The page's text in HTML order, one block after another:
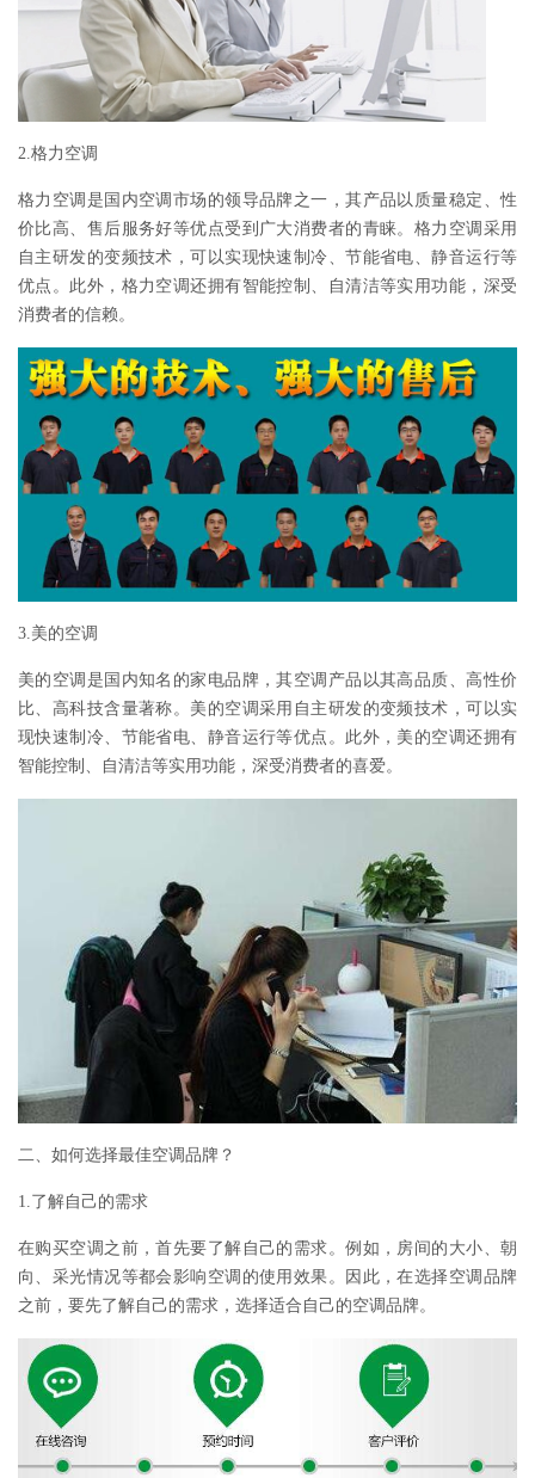
2.格力空调
格力空调是国内空调市场的领导品牌之一，其产品以质量稳定、性
价比高、售后服务好等优点受到广大消费者的青睐。格力空调采用
自主研发的变频技术，可以实现快速制冷、节能省电、静音运行等
优点。此外，格力空调还拥有智能控制、自清洁等实用功能，深受
消费者的信赖。
3.美的空调
美的空调是国内知名的家电品牌，其空调产品以其高品质、高性价
比、高科技含量著称。美的空调采用自主研发的变频技术，可以实
现快速制冷、节能省电、静音运行等优点。此外，美的空调还拥有
智能控制、自清洁等实用功能，深受消费者的喜爱。
二、如何选择最佳空调品牌？
1.了解自己的需求
在购买空调之前，首先要了解自己的需求。例如，房间的大小、朝
向、采光情况等都会影响空调的使用效果。因此，在选择空调品牌
之前，要先了解自己的需求，选择适合自己的空调品牌。